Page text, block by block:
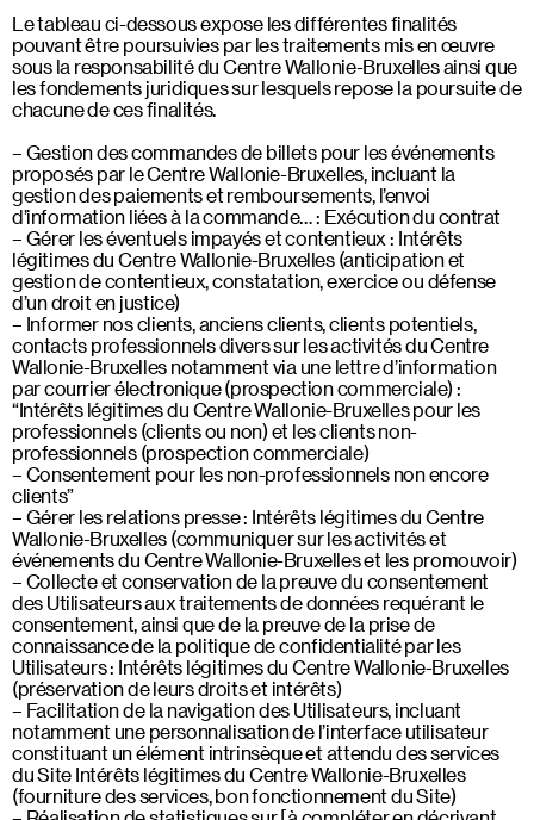
Le tableau ci-dessous expose les différentes finalités
pouvant être poursuivies par les traitements mis en œuvre
sous la responsabilité du Centre Wallonie-Bruxelles ainsi que
les fondements juridiques sur lesquels repose la poursuite de
chacune de ces finalités.
Gestion des commandes de billets pour les événements
proposés par le Centre Wallonie-Bruxelles, incluant la
gestion des paiements et remboursements, l’envoi
d’information liées à la commande… : Exécution du contrat
Gérer les éventuels impayés et contentieux : Intérêts
légitimes du Centre Wallonie-Bruxelles (anticipation et
gestion de contentieux, constatation, exercice ou défense
d’un droit en justice)
Informer nos clients, anciens clients, clients potentiels,
contacts professionnels divers sur les activités du Centre
Wallonie-Bruxelles notamment via une lettre d’information
par courrier électronique (prospection commerciale) :
“Intérêts légitimes du Centre Wallonie-Bruxelles pour les
professionnels (clients ou non) et les clients non-
professionnels (prospection commerciale)
Consentement pour les non-professionnels non encore
clients”
Gérer les relations presse : Intérêts légitimes du Centre
Wallonie-Bruxelles (communiquer sur les activités et
événements du Centre Wallonie-Bruxelles et les promouvoir)
Collecte et conservation de la preuve du consentement
des Utilisateurs aux traitements de données requérant le
consentement, ainsi que de la preuve de la prise de
connaissance de la politique de confidentialité par les
Utilisateurs : Intérêts légitimes du Centre Wallonie-Bruxelles
(préservation de leurs droits et intérêts)
Facilitation de la navigation des Utilisateurs, incluant
notamment une personnalisation de l’interface utilisateur
constituant un élément intrinsèque et attendu des services
du Site Intérêts légitimes du Centre Wallonie-Bruxelles
(fourniture des services, bon fonctionnement du Site)